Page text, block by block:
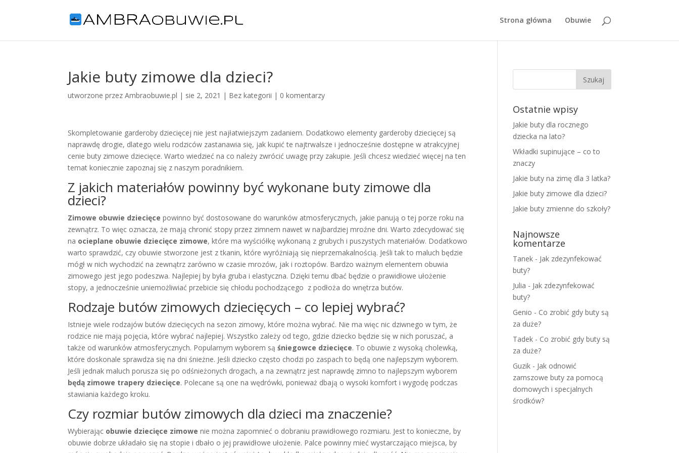
Strona główna Obuwie
Jakie buty zimowe dla dzieci?
utworzone przezAmbraobuwie.pl | sie 2, 2021 | Bez kategorii | 0 komentarzy
Skompletowanie garderoby dziecięcej nie jest najłatwiejszym zadaniem. Dodatkowo elementy garderoby dziecięcej są
naprawdę drogie, dlatego wielu rodziców zastanawia się, jak kupić te najtrwalsze i jednocześnie dostępne w atrakcyjnej
cenie buty zimowe dziecięce. Warto wiedzieć na co należy zwrócić uwagę przy zakupie. Jeśli chcesz wiedzieć więcej na ten
temat koniecznie zapoznaj się z naszym poradnikiem.
Z jakich materiałów powinny być wykonane buty zimowe dla
dzieci?
Zimowe obuwie dziecięce powinno być dostosowane do warunków atmosferycznych, jakie panują o tej porze roku na
zewnątrz. To więc oznacza, że mają chronić stopy przez zimnem nawet w najbardziej mroźne dni. Warto zdecydować się
na ocieplane obuwie dziecięce zimowe, które ma wyściółkę wykonaną z grubych i puszystych materiałów. Dodatkowo
warto sprawdzić, czy obuwie stworzone jest z tkanin, które wyróżniają się nieprzemakalnością. Jeśli tak to maluch będzie
mógł w nich wychodzić na zewnątrz zarówno w czasie mrozów, jak i roztopów. Bardzo ważnym elementem obuwia
zimowego jest jego podeszwa. Najlepiej by była gruba i elastyczna. Dzięki temu dbać będzie o prawidłowe ułożenie
stopy, a jednocześnie uniemożliwiać przebicie się chłodu pochodzącego z podłoża do wnętrza butów.
Rodzaje butów zimowych dziecięcych – co lepiej wybrać?
Istnieje wiele rodzajów butów dziecięcych na sezon zimowy, które można wybrać. Nie ma więc nic dziwnego w tym, że
rodzice nie mają pojęcia, które wybrać najlepiej. Wszystko zależy od tego, gdzie dziecko będzie się w nich poruszać, a
także od warunków atmosferycznych. Popularnym wyborem sąśniegowce dziecięce. To obuwie z wysoką cholewką,
które doskonale sprawdza się na dni śnieżne. Jeśli dziecko często chodzi po zaspach to będą one najlepszym wyborem.
Jeśli jednak maluch porusza się po odśnieżonych drogach, a na zewnątrz jest naprawdę zimno to najlepszym wyborem
będą zimowe trapery dziecięce. Polecane są one na wędrówki, ponieważ dbają o wysoki komfort i wygodę podczas
stawiania każdego kroku.
Czy rozmiar butów zimowych dla dzieci ma znaczenie?
Wybierając obuwie dziecięce zimowe nie można zapomnieć o dobraniu prawidłowego rozmiaru. Jest to konieczne, by
obuwie dobrze układało się na stopie i dbało o jej prawidłowe ułożenie. Palce powinny mieć wystarczająco miejsca, by
Ostatnie wpisy
Jakie buty dla rocznego
dziecka na lato?
Wkładki supinujące – co to
znaczy
Jakie buty na zimę dla 3 latka?
Jakie buty zimowe dla dzieci?
Jakie buty zmienne do szkoły?
Najnowsze
komentarze
Tanek - Jak zdezynfekować
buty?
Julia - Jak zdezynfekować
buty?
Genio - Co zrobić gdy buty są
za duże?
Tadek - Co zrobić gdy buty są
za duże?
Guzik - Jak odnowić
zamszowe buty za pomocą
domowych i specjalnych
środków?